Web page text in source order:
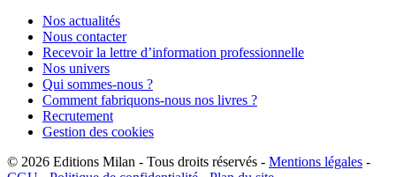
Nos actualités
Nous contacter
Recevoir la lettre d’information professionnelle
Nos univers
Qui sommes-nous ?
Comment fabriquons-nous nos livres ?
Recrutement
Gestion des cookies
© 2026 Editions Milan - Tous droits réservés - Mentions légales -